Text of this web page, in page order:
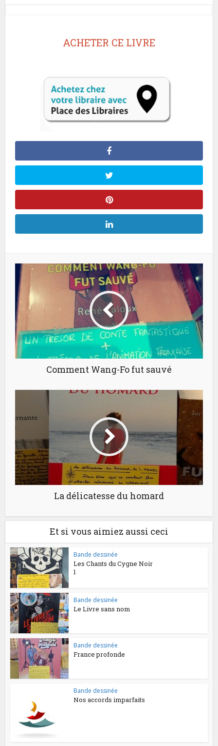
ACHETER CE LIVRE
Comment Wang-Fo fut sauvé
La délicatesse du homard
Et si vous aimiez aussi ceci
Bande dessinée
Les Chants du Cygne Noir
1
Bande dessinée
Le Livre sans nom
Bande dessinée
France profonde
Bande dessinée
Nos accords imparfaits